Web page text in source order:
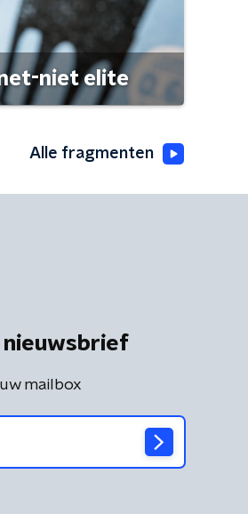
niet elite
Alle fragmenten
nieuwsbrief
mailbox